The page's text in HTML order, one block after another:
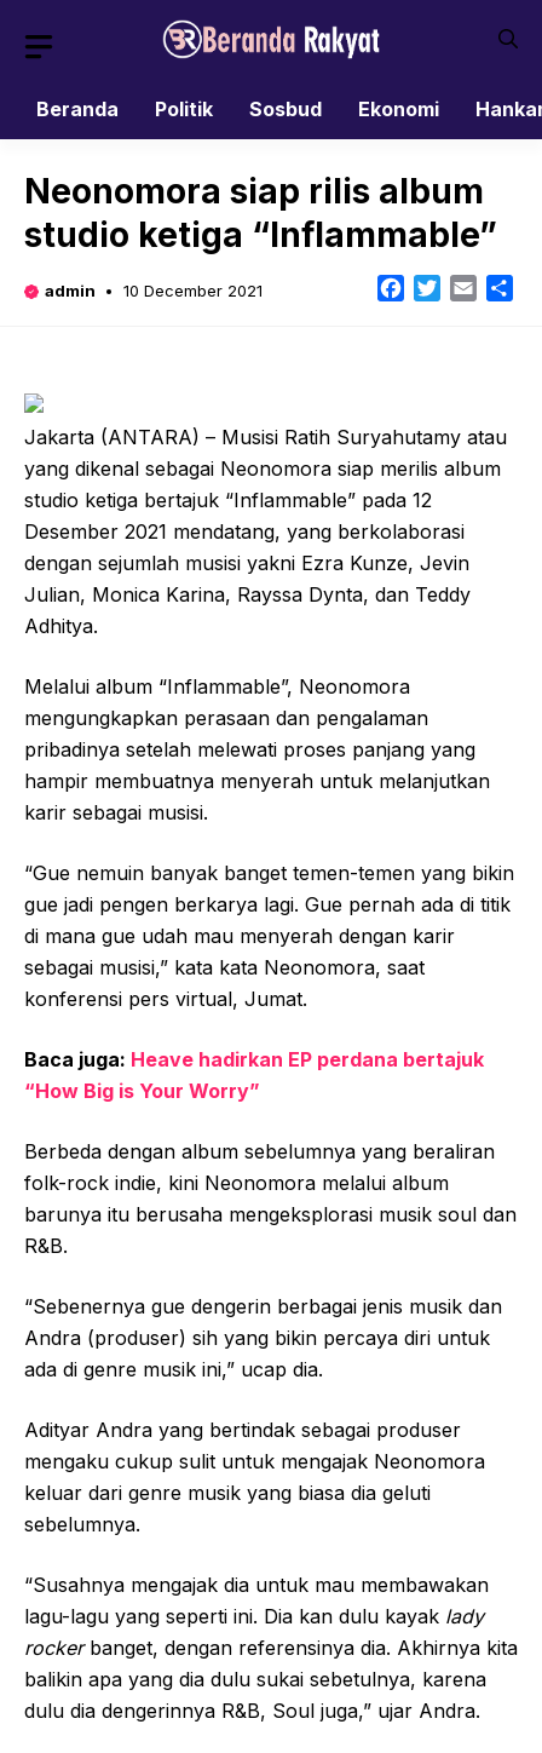
Beranda
Politik Sosbud Ekonomi
Neonomora siap rilis album
studio ketiga “Inflammable”
admin 10 December 2021 Facebook
TwitterEmail
Jakarta (ANTARA) – Musisi Ratih Suryahutamy atau
yang dikenal sebagai Neonomora siap merilis album
studio ketiga bertajuk “Inflammable” pada 12
Desember 2021 mendatang, yang berkolaborasi
dengan sejumlah musisi yakni Ezra Kunze, Jevin
Julian, Monica Karina, Rayssa Dynta, dan Teddy
Adhitya.
Melalui album “Inflammable”, Neonomora
mengungkapkan perasaan dan pengalaman
pribadinya setelah melewati proses panjang yang
hampir membuatnya menyerah untuk melanjutkan
karir sebagai musisi.
“Gue nemuin banyak banget temen-temen yang bikin
gue jadi pengen berkarya lagi. Gue pernah ada di titik
di mana gue udah mau menyerah dengan karir
sebagai musisi,” kata kata Neonomora, saat
konferensi pers virtual, Jumat.
Baca juga: Heave hadirkan EP perdana bertajuk
“How Big is Your Worry”
Berbeda dengan album sebelumnya yang beraliran
folk-rock indie, kini Neonomora melalui album
barunya itu berusaha mengeksplorasi musik soul dan
R&B.
“Sebenernya gue dengerin berbagai jenis musik dan
Andra (produser) sih yang bikin percaya diri untuk
ada di genre musik ini,” ucap dia.
Adityar Andra yang bertindak sebagai produser
mengaku cukup sulit untuk mengajak Neonomora
keluar dari genre musik yang biasa dia geluti
sebelumnya.
“Susahnya mengajak dia untuk mau membawakan
lagu-lagu yang seperti ini. Dia kan dulu kayak lady
rockerbanget, dengan referensinya dia. Akhirnya kita
balikin apa yang dia dulu sukai sebetulnya, karena
dulu dia dengerinnya R&B, Soul juga,” ujar Andra.